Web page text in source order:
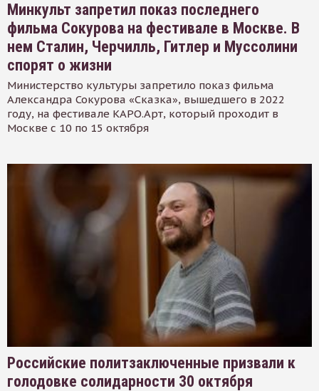
Минкульт запретил показ последнего
фильма Сокурова на фестивале в Москве. В
нем Сталин, Черчилль, Гитлер и Муссолини
спорят о жизни
Министерство культуры запретило показ фильма
Александра Сокурова «Сказка», вышедшего в 2022
году, на фестивале КАРО.Арт, который проходит в
Москве с 10 по 15 октября
Российские политзаключенные призвали к
голодовке солидарности 30 октября